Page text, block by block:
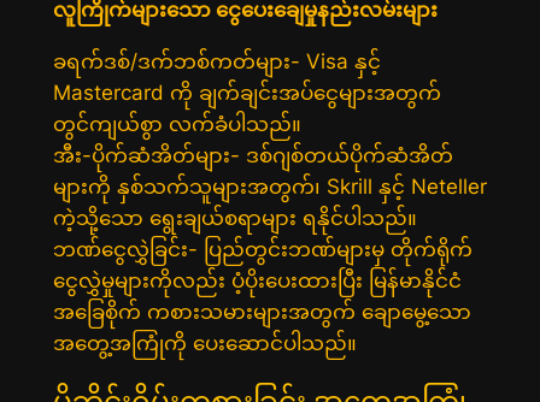
လူကြိုက်များသော ငွေပေးချေမှုနည်းလမ်းများ
ခရက်ဒစ်/ဒက်ဘစ်ကတ်များ- Visa နှင့်
Mastercard ကို ချက်ချင်းအပ်ငွေများအတွက်
တွင်ကျယ်စွာ လက်ခံပါသည်။
အီး-ပိုက်ဆံအိတ်များ- ဒစ်ဂျစ်တယ်ပိုက်ဆံအိတ်
များကို နှစ်သက်သူများအတွက်၊ Skrill နှင့် Neteller
ကဲ့သို့သော ရွေးချယ်စရာများ ရနိုင်ပါသည်။
ဘဏ်ငွေလွှဲခြင်း- ပြည်တွင်းဘဏ်များမှ တိုက်ရိုက်
ငွေလွှဲမှုများကိုလည်း ပံ့ပိုးပေးထားပြီး မြန်မာနိုင်ငံ
အခြေစိုက် ကစားသမားများအတွက် ချောမွေ့သော
အတွေ့အကြုံကို ပေးဆောင်ပါသည်။